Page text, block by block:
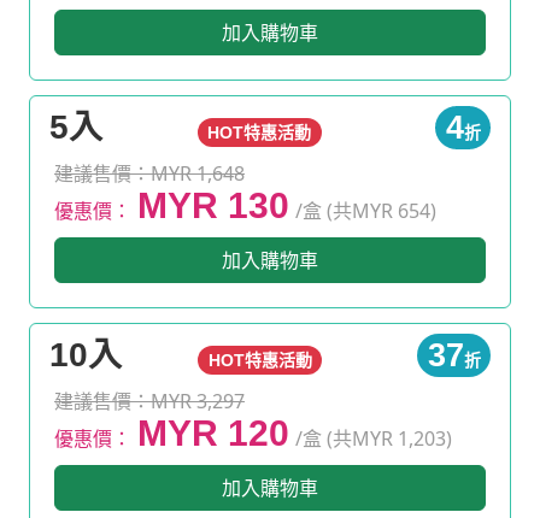
加入購物車
5入 HOT特惠活動 4折
建議售價：MYR 1,648
優惠價：
MYR 130 /盒 (共MYR 654)
加入購物車
10入 HOT特惠活動 37折
建議售價：MYR 3,297
優惠價：
MYR 120 /盒 (共MYR 1,203)
加入購物車